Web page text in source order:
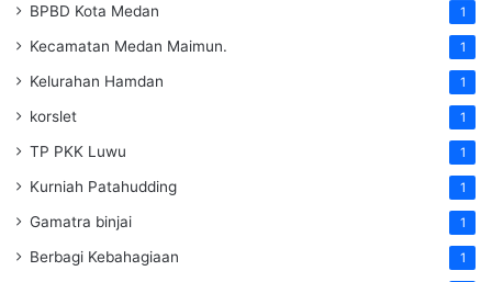
BPBD Kota Medan 1
Kecamatan Medan Maimun. 1
Kelurahan Hamdan 1
korslet 1
TP PKK Luwu 1
Kurniah Patahudding 1
Gamatra binjai 1
Berbagi Kebahagiaan 1